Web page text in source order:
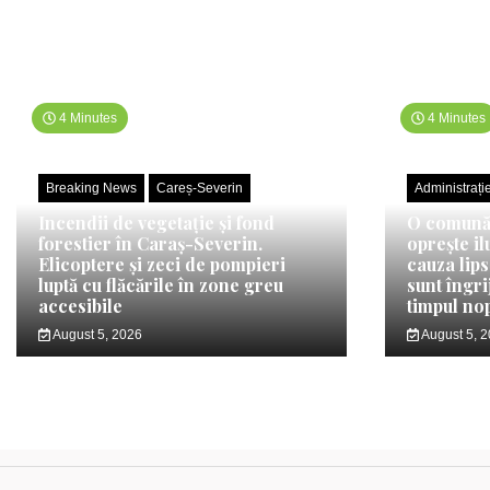
4 Minutes
Breaking News Careș-Severin
Incendii de vegetație și fond
forestier în Caraș-Severin.
Elicoptere și zeci de pompieri
luptă cu flăcările în zone greu
accesibile
August 5, 2026
4 Minutes
O
oprește
cauza
sunt
timpul
August 5,